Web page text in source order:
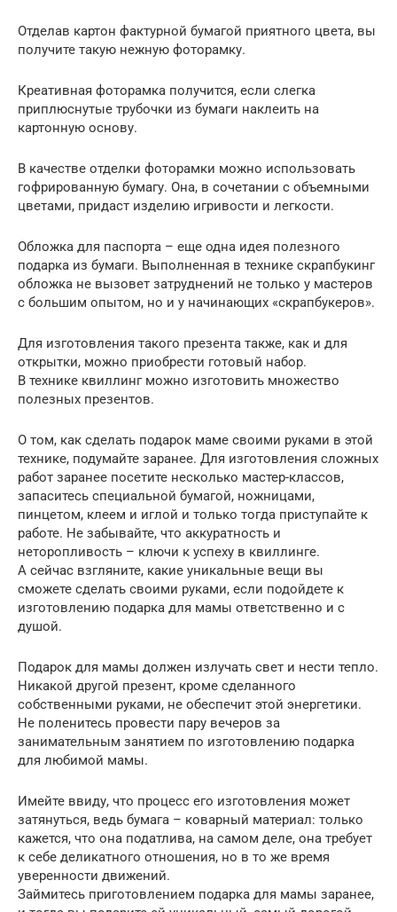
Отделав картон фактурной бумагой приятного цвета, вы
получите такую нежную фоторамку.
Креативная фоторамка получится, если слегка
приплюснутые трубочки из бумаги наклеить на
картонную основу.
В качестве отделки фоторамки можно использовать
гофрированную бумагу. Она, в сочетании с объемными
цветами, придаст изделию игривости и легкости.
Обложка для паспорта – еще одна идея полезного
подарка из бумаги. Выполненная в технике скрапбукинг
обложка не вызовет затруднений не только у мастеров
с большим опытом, но и у начинающих «скрапбукеров».
Для изготовления такого презента также, как и для
открытки, можно приобрести готовый набор.
В технике квиллинг можно изготовить множество
полезных презентов.
О том, как сделать подарок маме своими руками в этой
технике, подумайте заранее. Для изготовления сложных
работ заранее посетите несколько мастер-классов,
запаситесь специальной бумагой, ножницами,
пинцетом, клеем и иглой и только тогда приступайте к
работе. Не забывайте, что аккуратность и
неторопливость – ключи к успеху в квиллинге.
А сейчас взгляните, какие уникальные вещи вы
сможете сделать своими руками, если подойдете к
изготовлению подарка для мамы ответственно и с
душой.
Подарок для мамы должен излучать свет и нести тепло.
Никакой другой презент, кроме сделанного
собственными руками, не обеспечит этой энергетики.
Не поленитесь провести пару вечеров за
занимательным занятием по изготовлению подарка
для любимой мамы.
Имейте ввиду, что процесс его изготовления может
затянуться, ведь бумага – коварный материал: только
кажется, что она податлива, на самом деле, она требует
к себе деликатного отношения, но в то же время
уверенности движений.
Займитесь приготовлением подарка для мамы заранее,